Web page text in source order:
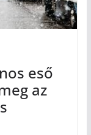
eső
az